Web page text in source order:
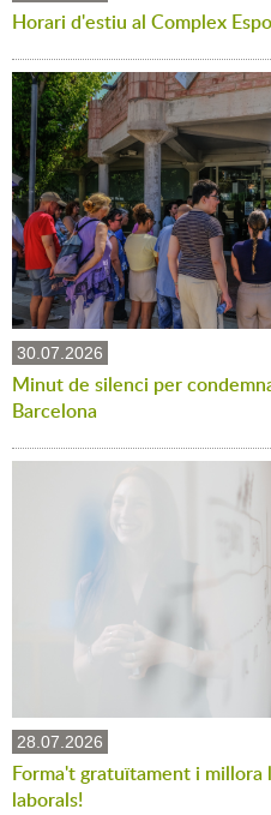
Horari d'estiu al Complex
30.07.2026
Minut de silenci per
Barcelona
28.07.2026
Forma't gratuïtament i
laborals!